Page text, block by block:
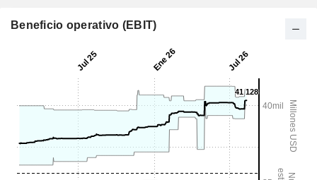
Beneficio operativo (EBIT)